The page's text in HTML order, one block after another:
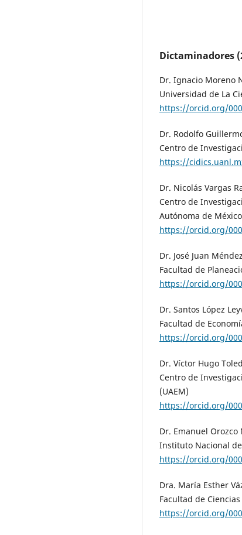
Dictaminadores
Dr. Ignacio Moreno
Universidad de La
https://orcid.org/
Dr. Rodolfo
Centro de
https://
Dr. Nicolás Vargas
Centro de
Autónoma de
https://orcid.org/
Dr. José Juan
Facultad de
https://orcid.org/
Dr. Santos López
Facultad de
https://orcid.org/
Dr. Víctor Hugo
Centro de
(UAEM)
https://orcid.org/
Dr. Emanuel Orozco
Instituto Nacional
https://orcid.org/
Dra. María Esther
Facultad de
https://orcid.org/